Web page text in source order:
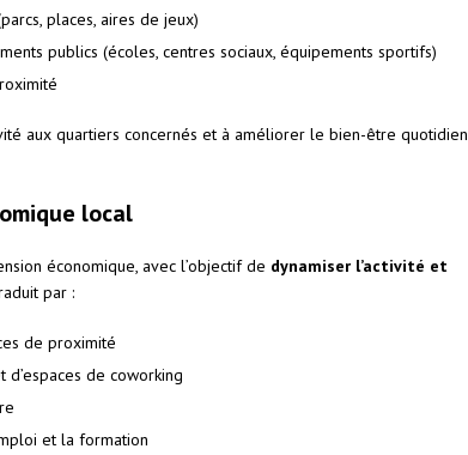
places, aires de jeux)
publics (écoles, centres sociaux, équipements sportifs)
aux quartiers concernés et à améliorer le bien-être quotidien
local
économique, avec l’objectif de dynamiser l’activité et
par :
de proximité
de coworking
et la formation